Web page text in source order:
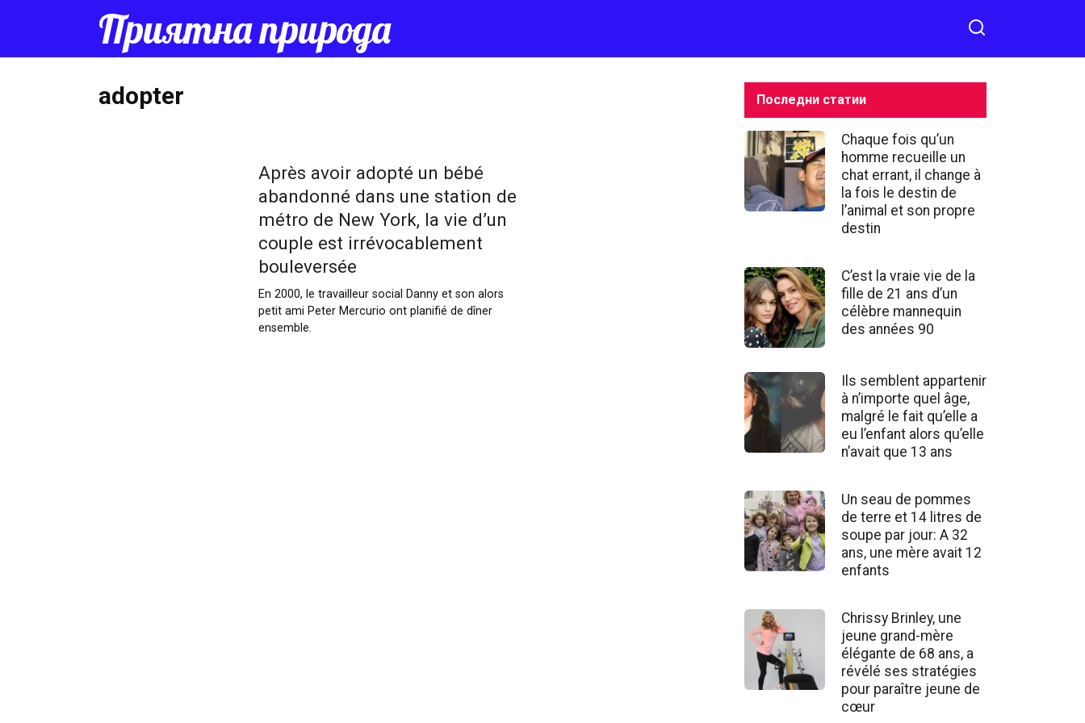
Приятна природа
adopter
Après avoir adopté un bébé
abandonné dans une station de
métro de New York, la vie d’un
couple est irrévocablement
bouleversée
En 2000, le travailleur social Danny et son alors
petit ami Peter Mercurio ont planifié de dîner
ensemble.
Последни статии
Chaque fois qu’un
homme recueille un
chat errant, il change à
la fois le destin de
l’animal et son propre
destin
C’est la vraie vie de la
fille de 21 ans d’un
célèbre mannequin
des années 90
Ils semblent appartenir
à n’importe quel âge,
malgré le fait qu’elle a
eu l’enfant alors qu’elle
n’avait que 13 ans
Un seau de pommes
de terre et 14 litres de
soupe par jour: A 32
ans, une mère avait 12
enfants
Chrissy Brinley, une
jeune grand-mère
élégante de 68 ans, a
révélé ses stratégies
pour paraître jeune de
cœur